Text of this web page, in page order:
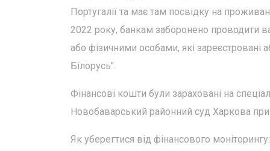
Португалії та має там посвідку на
2022 року, банкам заборонено проводити
або фізичними особами, які зареєстровані
Білорусь".
Фінансові кошти були зараховані на
Новобаварський районний суд Харкова
Як уберегтися від фінансового